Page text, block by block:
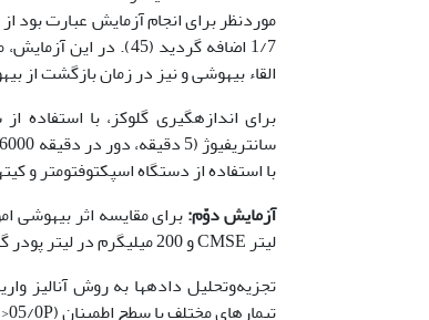
1/7 اضافه گردید
القاء بیهوشی و نیز در زمان بازگشت از
برای اندازه­گیری گلوکز، با
با استفاده از دستگاه اسپکتوفتومتر و
آزمایش دوّم:
لیتر CMSE و 200 میلی­گرم در لیتر پودر گل­میخک برای بیهوشی قزل­آلای رنگین­کمان استفاده شد.
تجزیه‌وتحلیل داده­ها به روش آنالیز
تیمارهای مختلف با سطح اطمینان (05/0P<) تعیین گردید. برای عملیات آماری از نرم­افزار 16 SPSS استفاده شد.